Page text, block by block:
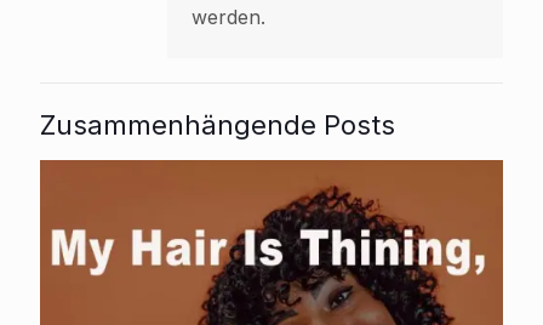
werden.
Zusammenhängende Posts